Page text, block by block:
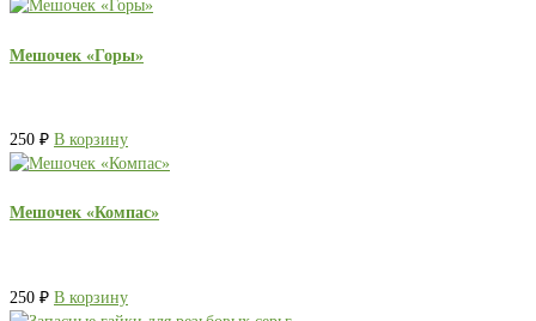
Мешочек «Горы»
250 ₽ В корзину
Мешочек «Компас»
250 ₽ В корзину